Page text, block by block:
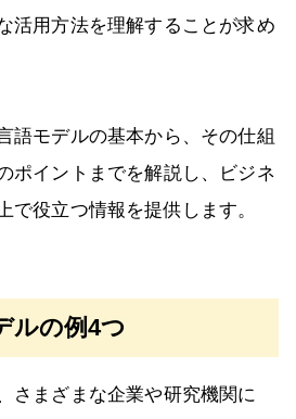
活用方法を理解することが求め
語モデルの基本から、その仕組
ポイントまでを解説し、ビジネ
で役立つ情報を提供します。
ルの例4つ
さまざまな企業や研究機関に